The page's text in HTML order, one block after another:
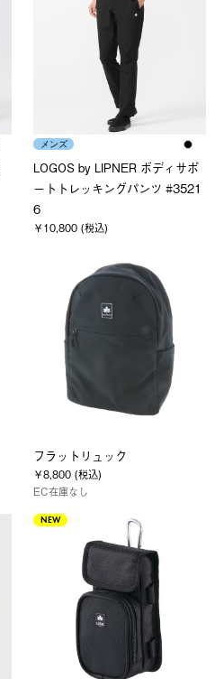
メンズ
LOGOS by LIPNER ボディサポ
ートトレッキングパンツ #3521
6
￥10,800 (税込)
フラットリュック
￥8,800 (税込)
EC在庫なし
NEW